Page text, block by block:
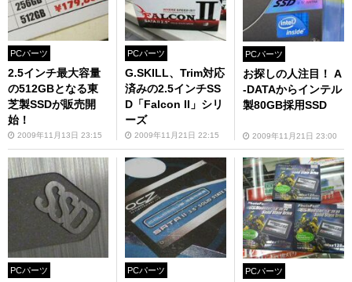
PCパーツ
2.5インチ最大容量
の512GBとなる東
芝製SSDが販売開
始！
2009年11月13日 23:15
PCパーツ
G.SKILL、Trim対応
済みの2.5インチSS
D「Falcon II」シリ
ーズ
2009年11月21日 22:15
PCパーツ
お探しの人注目！ A
-DATAからインテル
製80GB採用SSD
2009年11月21日 23:00
PCパーツ PCパーツ PCパーツ